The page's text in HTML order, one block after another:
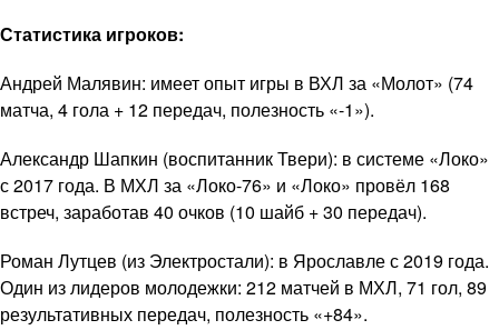
Статистика игроков:
Андрей Малявин: имеет опыт игры в ВХЛ за «Молот» (74
матча, 4 гола + 12 передач, полезность «-1»).
Александр Шапкин (воспитанник Твери): в системе «Локо»
с 2017 года. В МХЛ за «Локо-76» и «Локо» провёл 168
встреч, заработав 40 очков (10 шайб + 30 передач).
Роман Лутцев (из Электростали): в Ярославле с 2019 года.
Один из лидеров молодежки: 212 матчей в МХЛ, 71 гол, 89
результативных передач, полезность «+84».